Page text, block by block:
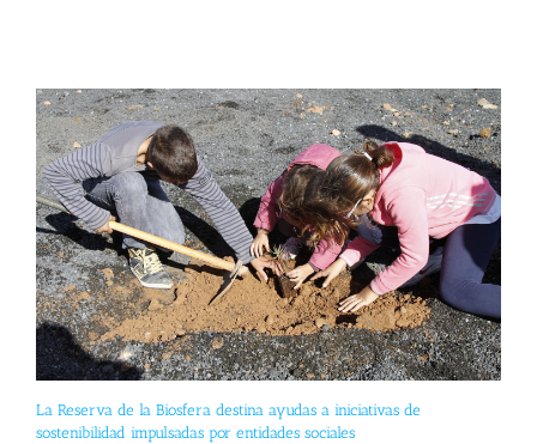
La Reserva de la Biosfera destina ayudas a iniciativas de
sostenibilidad impulsadas por entidades sociales